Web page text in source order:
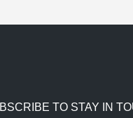
TO STAY IN